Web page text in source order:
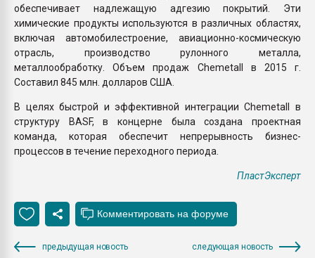
обеспечивает надлежащую адгезию покрытий. Эти
химические продукты используются в различных областях,
включая автомобилестроение, авиационно-космическую
отрасль, производство рулонного металла,
металлообработку. Объем продаж Chemetall в 2015 г.
Составил 845 млн. долларов США.
В целях быстрой и эффективной интеграции Chemetall в
структуру BASF, в концерне была создана проектная
команда, которая обеспечит непрерывность бизнес-
процессов в течение переходного периода.
ПластЭксперт
предыдущая новость следующая новость